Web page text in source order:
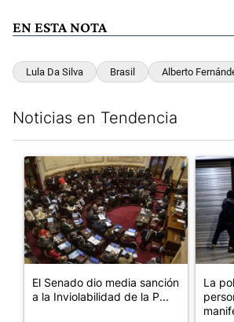
EN ESTA NOTA
Lula Da Silva Brasil Alberto
Noticias en Tendencia
Un artículo de tendencia con el título
El Senado dio media sanción
a la Inviolabilidad de la P...
Un
La